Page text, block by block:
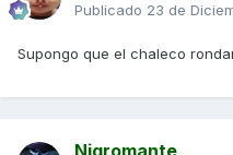
Publicado 23 de
Supongo que el chaleco